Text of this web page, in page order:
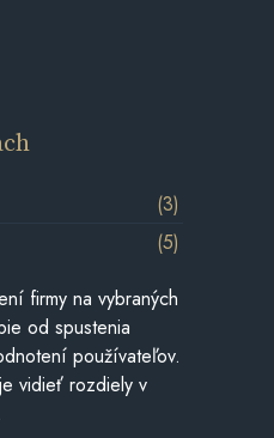
(3)
(5)
firmy na vybraných
od spustenia
používateľov.
vidieť rozdiely v